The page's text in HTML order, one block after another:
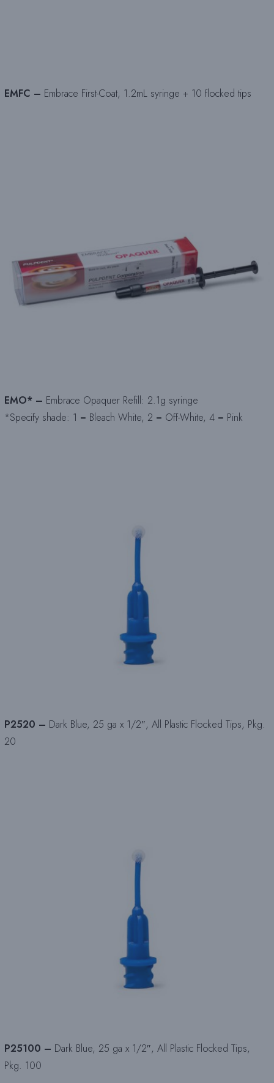
EMFC – Embrace First-Coat, 1.2mL syringe + 10 flocked tips
EMO* – Embrace Opaquer Refill: 2.1g syringe
*Specify shade: 1 = Bleach White, 2 = Off-White, 4 = Pink
P2520 – Dark Blue, 25 ga x 1/2″, All Plastic Flocked Tips, Pkg.
20
P25100 – Dark Blue, 25 ga x 1/2″, All Plastic Flocked Tips,
Pkg. 100